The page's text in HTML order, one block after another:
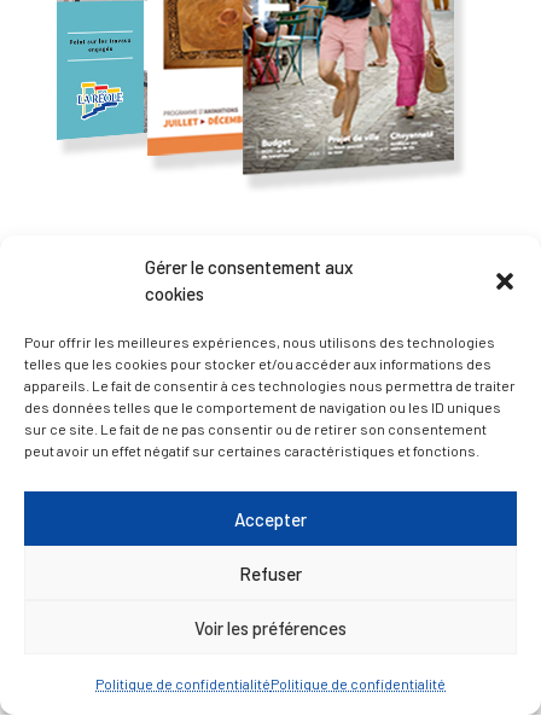
Gérer le consentement aux
cookies
Pour offrir les meilleures expériences, nous utilisons des technologies
telles que les cookies pour stocker et/ou accéder aux informations des
appareils. Le fait de consentir à ces technologies nous permettra de traiter
des données telles que le comportement de navigation ou les ID uniques
sur ce site. Le fait de ne pas consentir ou de retirer son consentement
peut avoir un effet négatif sur certaines caractéristiques et fonctions.
Accepter
Refuser
Voir les préférences
Politique de confidentialitéPolitique de confidentialité
— Découvrir et visiter